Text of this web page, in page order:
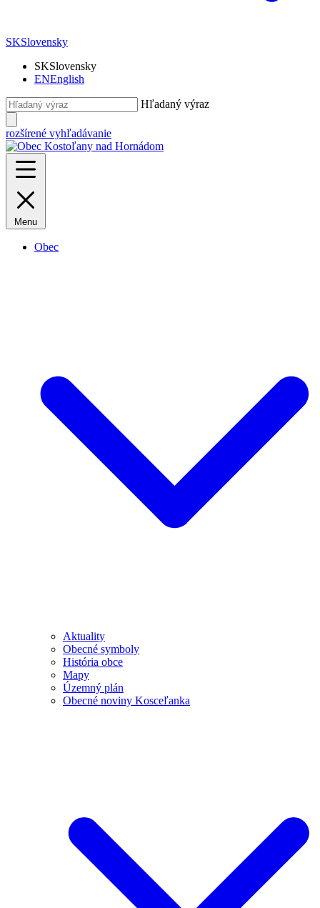
SKSlovensky
SKSlovensky
ENEnglish
Hľadaný výraz
rozšírené vyhľadávanie
Menu
Obec
Aktuality
Obecné symboly
História obce
Mapy
Územný plán
Obecné noviny Kosceľanka